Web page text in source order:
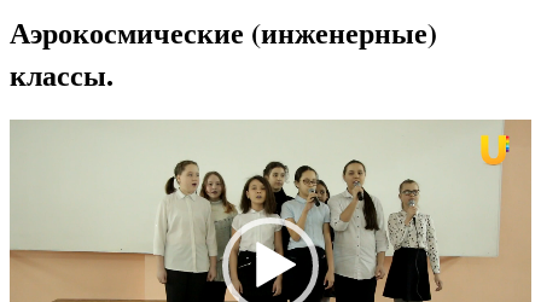
Аэрокосмические (инженерные)
классы.